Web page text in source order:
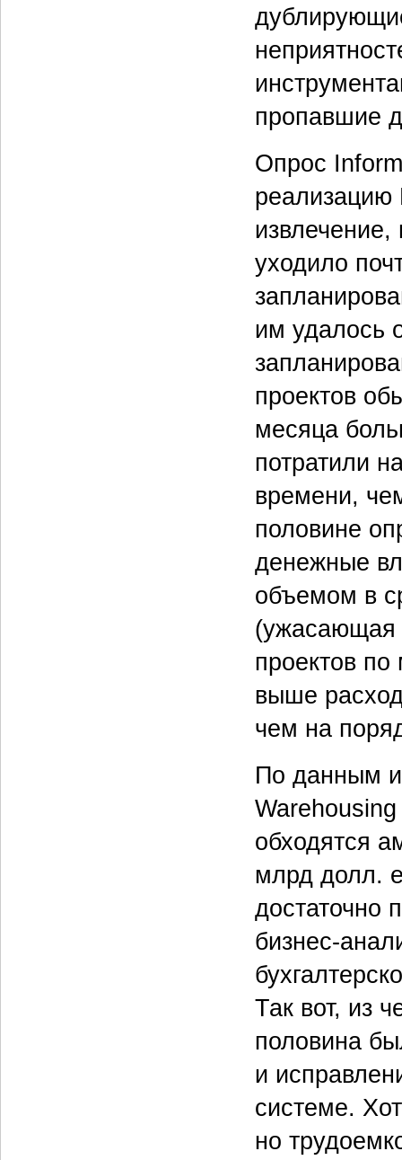
пропавшие
Опрос
реализацию
уходило
им удалось
проектов
месяца
потратили
времени,
половине
денежные
объемом в
(ужасающая
проектов
выше
чем на
По данным
обходятся
млрд долл.
достаточно
бизнес-
Так вот, из
половина
и
системе.
но